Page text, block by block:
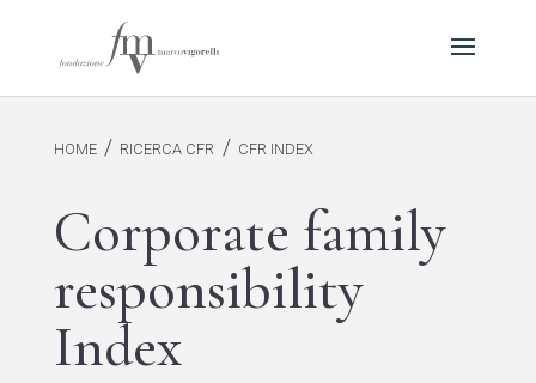
HOME / RICERCA CFR / CFR INDEX
Corporate family
responsibility
Index